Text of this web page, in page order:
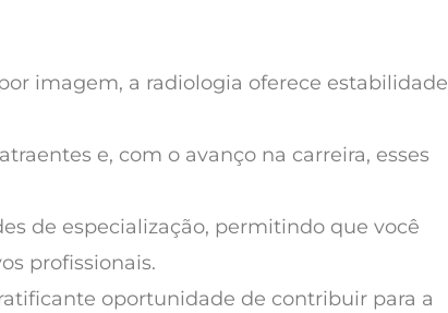
imagem, a radiologia oferece estabilidade
e, com o avanço na carreira, esses
de especialização, permitindo que você
profissionais.
oportunidade de contribuir para a